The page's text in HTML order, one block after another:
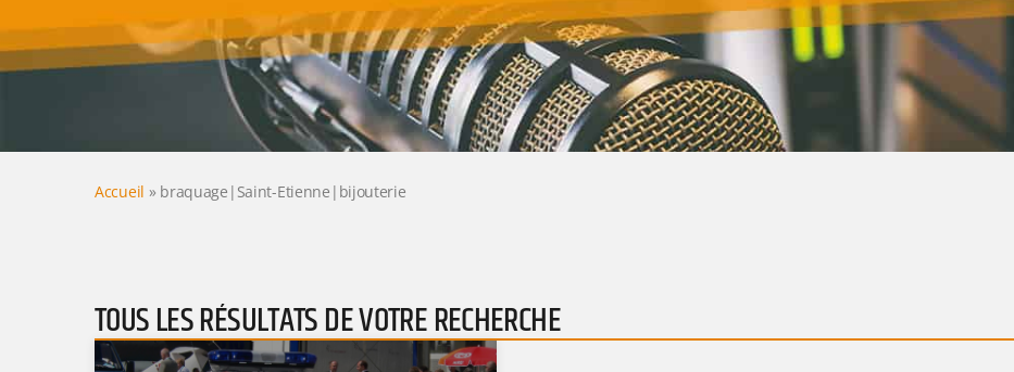
Accueil » braquage|Saint-Etienne|bijouterie
TOUS LES RÉSULTATS DE VOTRE RECHERCHE